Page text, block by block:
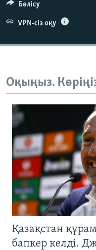
Бөлісу
VPN-сіз оқу
Оқыңыз.
Қазақстан
бапкер келді.